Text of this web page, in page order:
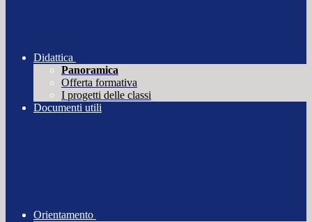
Didattica
Panoramica
Offerta formativa
I progetti delle classi
Documenti utili
Orientamento